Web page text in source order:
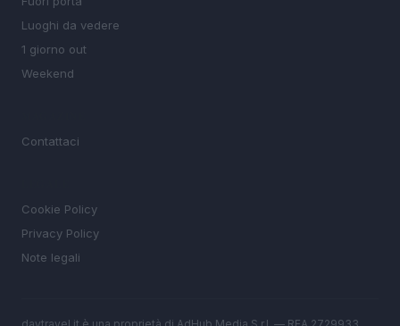
Luoghi da vedere
1 giorno out
Weekend
Contattaci
Cookie Policy
Privacy Policy
Note legali